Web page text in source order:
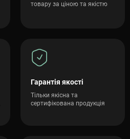
товару за ціною та якістю
Гарантія якості
Тільки якісна та
сертифікована продукція